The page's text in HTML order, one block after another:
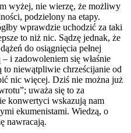
wyżej, nie wierzę, że możliwy
podzielony na etapy.
wprawdzie uchodzić za taki
to niż nic. Sądzę jednak, że
do osiągnięcia pełnej
i zadowoleniem się właśnie
niewątpliwie chrześcijanie od
nic więcej. Dziś nie można już
uważa się to za
konwertyci wskazują nam
ekumenistami. Wiedzą, o
nawracają.